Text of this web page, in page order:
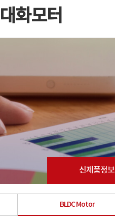
화모터
신제품정보
BLDC Motor